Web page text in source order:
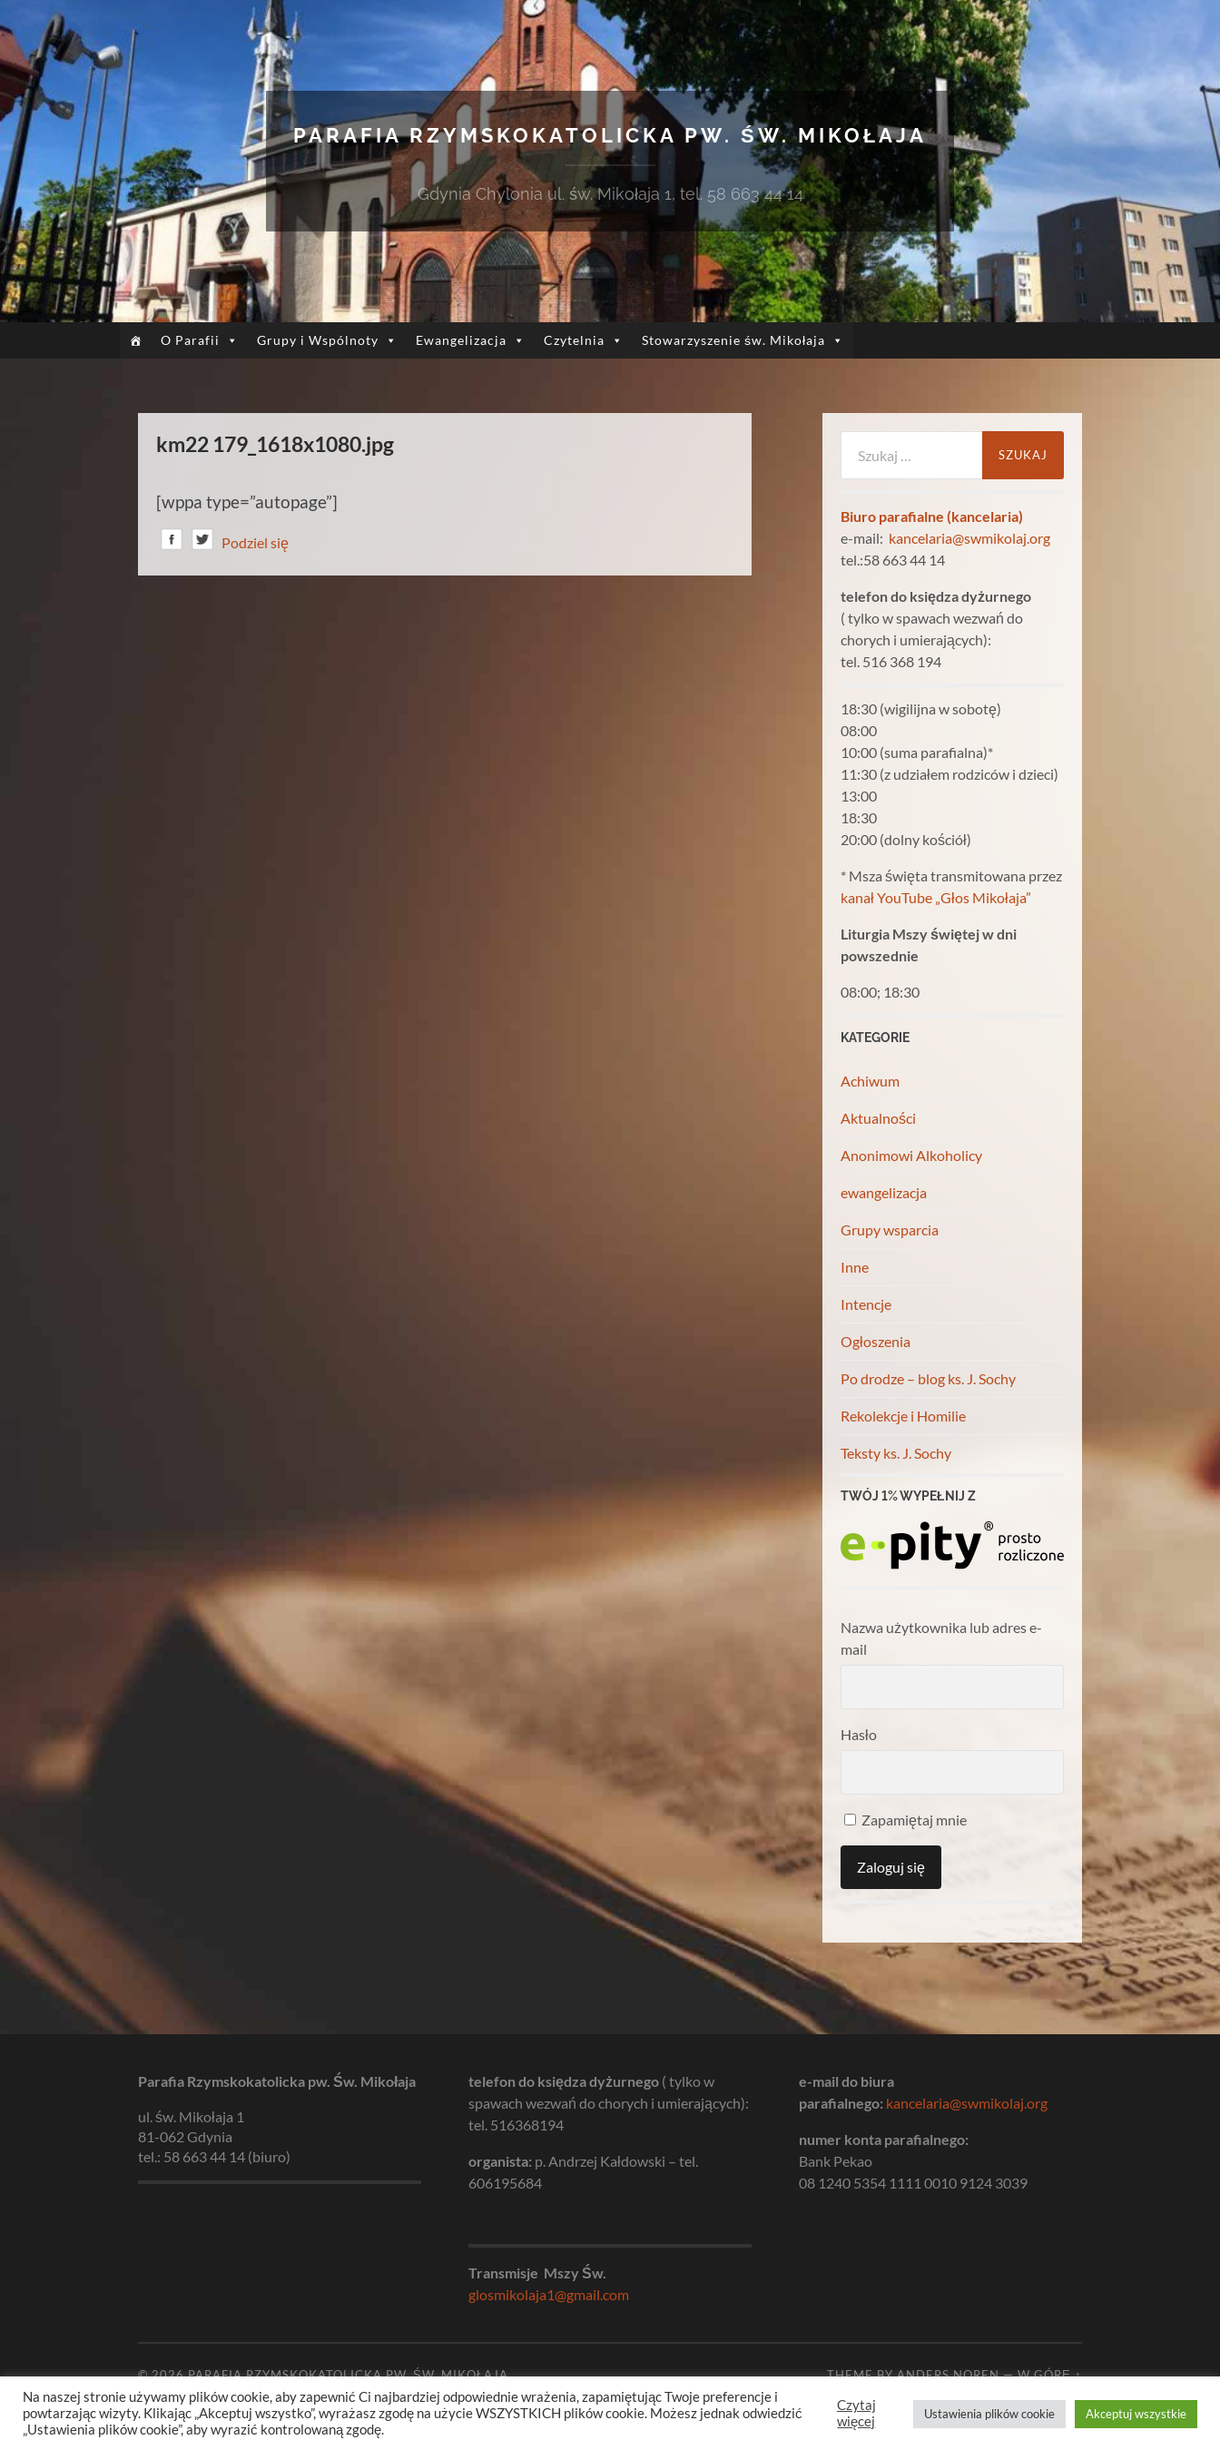
PARAFIA RZYMSKOKATOLICKA PW. ŚW. MIKOŁAJA
Gdynia Chylonia ul. św. Mikołaja 1, tel. 58 663 44 14
O Parafii Grupy i Wspólnoty Ewangelizacja Czytelnia Stowarzyszenie św. Mikołaja
km22 179_1618x1080.jpg
[wppa type=”autopage”]
Podziel się
Biuro parafialne (kancelaria)
e-mail: kancelaria@swmikolaj.org
tel.:58 663 44 14
telefon do księdza dyżurnego
( tylko w spawach wezwań do
chorych i umierających):
tel. 516 368 194
18:30 (wigilijna w sobotę)
08:00
10:00 (suma parafialna)*
11:30 (z udziałem rodziców i dzieci)
13:00
18:30
20:00 (dolny kościół)
* Msza święta transmitowana przez
kanał YouTube „Głos Mikołaja”
Liturgia Mszy świętej w dni
powszednie
08:00; 18:30
KATEGORIE
Achiwum
Aktualności
Anonimowi Alkoholicy
ewangelizacja
Grupy wsparcia
Inne
Intencje
Ogłoszenia
Po drodze – blog ks. J. Sochy
Rekolekcje i Homilie
Teksty ks. J. Sochy
TWÓJ 1% WYPEŁNIJ Z
Nazwa użytkownika lub adres e-
mail
Hasło
Zapamiętaj mnie
Parafia Rzymskokatolicka pw. Św. Mikołaja
ul. św. Mikołaja 1
81-062 Gdynia
tel.: 58 663 44 14 (biuro)
telefon do księdza dyżurnego ( tylko w
spawach wezwań do chorych i umierających):
tel. 516368194
organista: p. Andrzej Kałdowski – tel.
606195684
Transmisje Mszy Św.
glosmikolaja1@gmail.com
e-mail do biura
parafialnego: kancelaria@swmikolaj.org
numer konta parafialnego:
Bank Pekao
08 1240 5354 1111 0010 9124 3039
© 2026PARAFIA RZYMSKOKATOLICKA PW. ŚW. MIKOŁAJA THEME BYANDERS NOREN—W GÓRĘ ↑
Na naszej stronie używamy plików cookie, aby zapewnić Ci najbardziej odpowiednie wrażenia, zapamiętując Twoje preferencje i
powtarzając wizyty. Klikając „Akceptuj wszystko”, wyrażasz zgodę na użycie WSZYSTKICH plików cookie. Możesz jednak odwiedzić
„Ustawienia plików cookie”, aby wyrazić kontrolowaną zgodę.
Czytaj
więcej
Ustawienia plików cookie Akceptuj wszystkie